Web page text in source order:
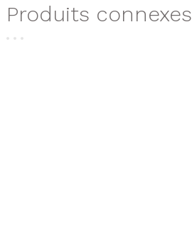
Produits connexes